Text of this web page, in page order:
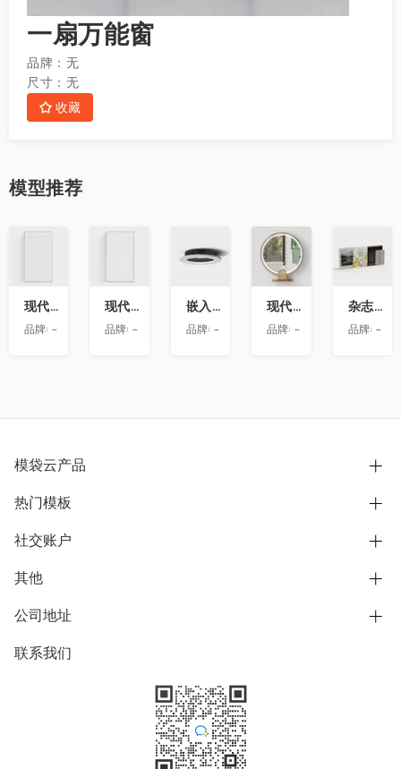
一扇万能窗
品牌： 无
尺寸： 无
收藏
模型推荐
现代玻璃隔断
品牌: -
现代玻璃隔断
品牌: -
藏
嵌入式迷你小射灯
品牌: -
收
藏
现代圆形桌面智能化妆镜
品牌: -
收
藏
杂志书籍摆件
品牌: -
模袋云产品
别墅设计营销
模型协同展示分享
别墅社区
别墅模板
热门模板
欧式别墅
中式别墅
日式别墅
社交账户
B站
抖音
微信公众号
其他
用户服务协议
隐私政策
公司地址
上海市浦东新区东方路1215-1217号
联系我们